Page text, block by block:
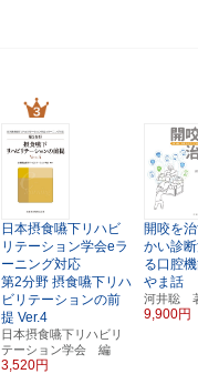
日本摂食嚥下リハビ
リテーション学会eラ
ーニング対応
第2分野 摂食嚥下リハ
ビリテーションの前
提 Ver.4
日本摂食嚥下リハビリ
テーション学会 編
3,520円
開咬を
かい診
る口腔
やま話
河井聡
9,900円